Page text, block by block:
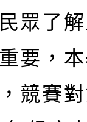
眾了
要，
競賽